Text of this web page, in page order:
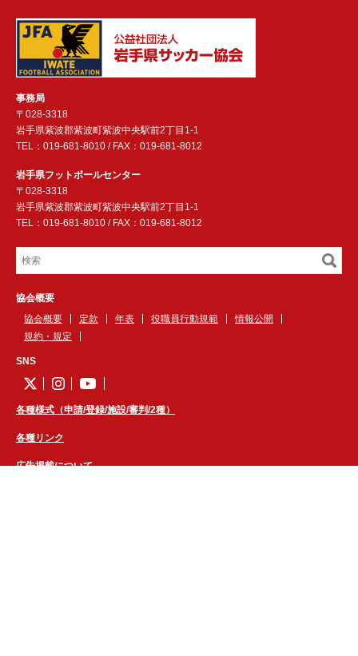
事務局
〒028-3318
岩手県紫波郡紫波町紫波中央駅前2丁目1-1
TEL：019-681-8010 / FAX：019-681-8012
岩手県フットボールセンター
〒028-3318
岩手県紫波郡紫波町紫波中央駅前2丁目1-1
TEL：019-681-8010 / FAX：019-681-8012
協会概要
協会概要
定款 年表 役職員行動規範
情報公開
規約・規定
SNS
各種様式（申請/登録/施設/審判/2種）
各種リンク
広告掲載について